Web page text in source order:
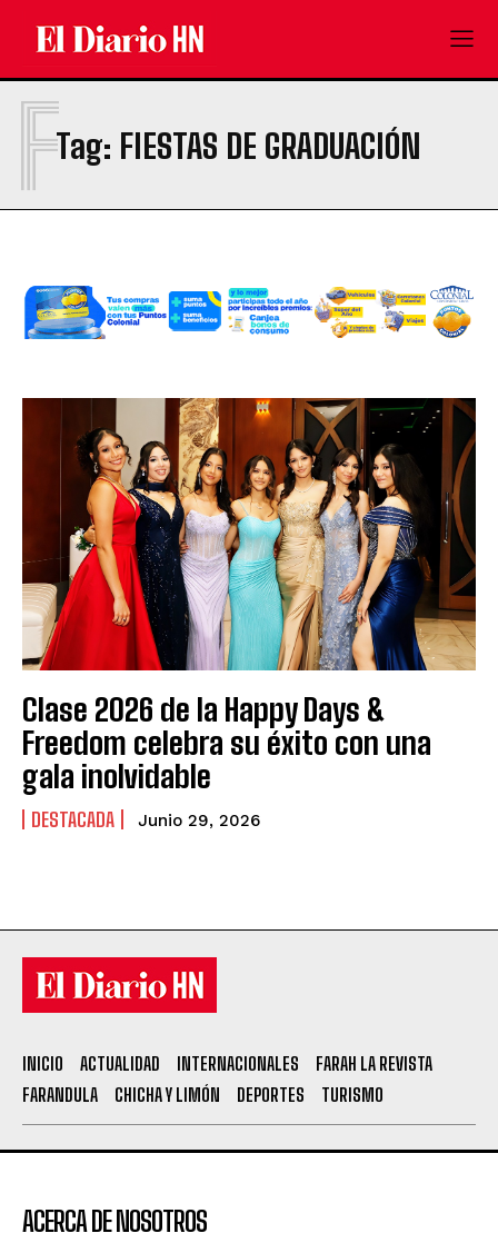
Tag: FIESTAS DE GRADUACIÓN
F
Clase 2026 de la Happy Days &
Freedom celebra su éxito con una
gala inolvidable
DESTACADA Junio 29, 2026
INICIO ACTUALIDAD INTERNACIONALES
FARAH LA REVISTA
FARANDULA
CHICHA Y LIMÓN DEPORTES TURISMO
ACERCA DE NOSOTROS